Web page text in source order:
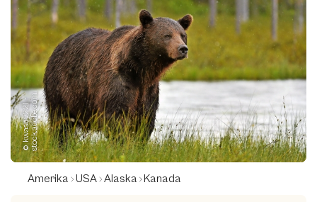
©
k
w
a
s
n
y
2
2
1
-
s
t
o
c
k.
a
d
o
b
e.
c
om
Amerika USA Alaska Kanada